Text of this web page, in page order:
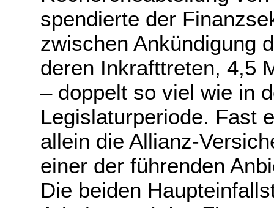
spendierte der
zwischen Ankündigung
deren Inkrafttreten, 4,5
– doppelt so viel wie in
Legislaturperiode. Fast
allein die Allianz-
einer der führenden
Die beiden